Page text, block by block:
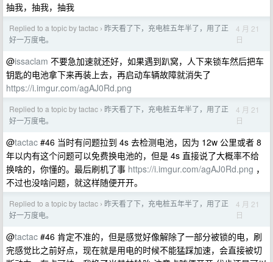
抽我，抽我，抽我
Replied to a topic by tactac › 昨天看了下，充电桩五年半了，用了正
好一万度电。
4 月 21
日
@issaclam 不要急加速就还好，如果遇到趴窝，人下来锁车然后把车
钥匙的电池拿下来再装上去，再启动车辆故障就消失了
https://i.imgur.com/agAJ0Rd.png
Replied to a topic by tactac › 昨天看了下，充电桩五年半了，用了正
好一万度电。
4 月 21
日
@tactac #46 当时有问题拉到 4s 去检测电池，因为 12w 公里或者 8
年以内有这个问题可以免费换电池的，但是 4s 直接说了大概率不给
换啥的，你懂的。最后刷机了事 https://i.imgur.com/agAJ0Rd.png ，
不过也没啥问题，就这样随便开开。
Replied to a topic by tactac › 昨天看了下，充电桩五年半了，用了正
好一万度电。
4 月 21
日
@tactac #46 肯定不准的，但是感觉好像解除了一部分被锁的电，刷
完感觉比之前好点，现在就是用电的时候不能猛踩加速，会直接被切